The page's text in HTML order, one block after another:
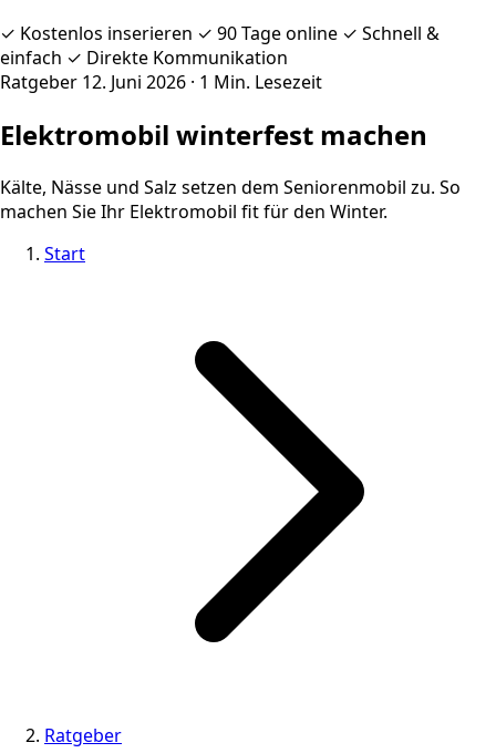
✓ Kostenlos inserieren ✓ 90 Tage online ✓ Schnell &
einfach ✓ Direkte Kommunikation
Ratgeber 12. Juni 2026 · 1 Min. Lesezeit
Elektromobil winterfest machen
Kälte, Nässe und Salz setzen dem Seniorenmobil zu. So
machen Sie Ihr Elektromobil fit für den Winter.
Start
Ratgeber